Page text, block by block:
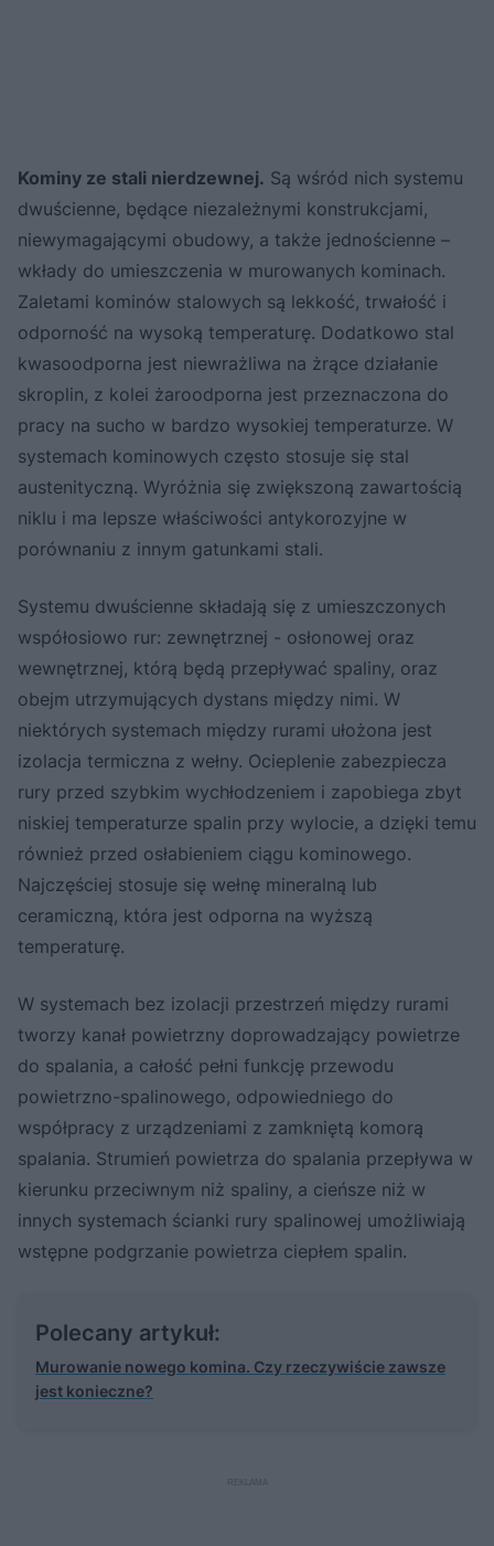
Kominy ze stali nierdzewnej. Są wśród nich systemu
dwuścienne, będące niezależnymi konstrukcjami,
niewymagającymi obudowy, a także jednościenne –
wkłady do umieszczenia w murowanych kominach.
Zaletami kominów stalowych są lekkość, trwałość i
odporność na wysoką temperaturę. Dodatkowo stal
kwasoodporna jest niewrażliwa na żrące działanie
skroplin, z kolei żaroodporna jest przeznaczona do
pracy na sucho w bardzo wysokiej temperaturze. W
systemach kominowych często stosuje się stal
austenityczną. Wyróżnia się zwiększoną zawartością
niklu i ma lepsze właściwości antykorozyjne w
porównaniu z innym gatunkami stali.
Systemu dwuścienne składają się z umieszczonych
współosiowo rur: zewnętrznej - osłonowej oraz
wewnętrznej, którą będą przepływać spaliny, oraz
obejm utrzymujących dystans między nimi. W
niektórych systemach między rurami ułożona jest
izolacja termiczna z wełny. Ocieplenie zabezpiecza
rury przed szybkim wychłodzeniem i zapobiega zbyt
niskiej temperaturze spalin przy wylocie, a dzięki temu
również przed osłabieniem ciągu kominowego.
Najczęściej stosuje się wełnę mineralną lub
ceramiczną, która jest odporna na wyższą
temperaturę.
W systemach bez izolacji przestrzeń między rurami
tworzy kanał powietrzny doprowadzający powietrze
do spalania, a całość pełni funkcję przewodu
powietrzno-spalinowego, odpowiedniego do
współpracy z urządzeniami z zamkniętą komorą
spalania. Strumień powietrza do spalania przepływa w
kierunku przeciwnym niż spaliny, a cieńsze niż w
innych systemach ścianki rury spalinowej umożliwiają
wstępne podgrzanie powietrza ciepłem spalin.
Polecany artykuł:
Murowanie nowego komina. Czy rzeczywiście zawsze
jest konieczne?